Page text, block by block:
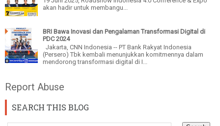
akan hadir untuk membangu...
BRI Bawa Inovasi dan Pengalaman Transformasi Digital di
PDC 2024
Jakarta, CNN Indonesia -- PT Bank Rakyat Indonesia
(Persero) Tbk kembali menunjukkan komitmennya dalam
mendorong transformasi digital di I...
Report Abuse
SEARCH THIS BLOG